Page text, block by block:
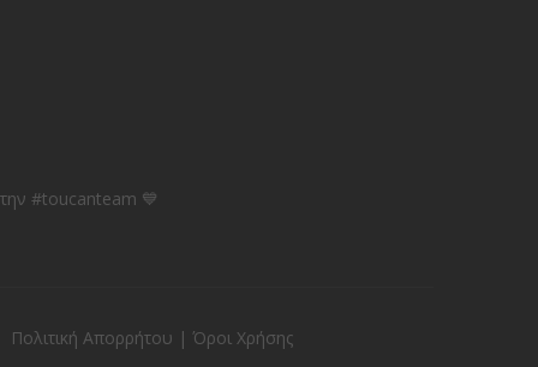
#toucanteam 💙
Πολιτική Απορρήτου | Όροι Χρήσης